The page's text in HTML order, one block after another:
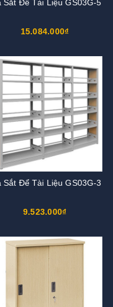
Sắt Để Tài Liệu GS03G-5
15.084.000₫
Sắt Để Tài Liệu GS03G-3
9.523.000₫